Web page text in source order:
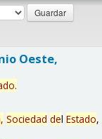
Oeste,
.
Sociedad del Estado,